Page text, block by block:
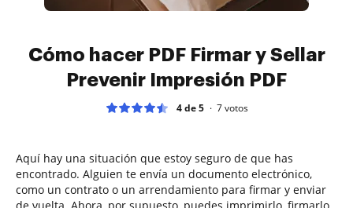
Cómo hacer PDF Firmar y Sellar
Prevenir Impresión PDF
4 de 5 7votos
Aquí hay una situación que estoy seguro de que has
encontrado. Alguien te envía un documento electrónico,
como un contrato o un arrendamiento para firmar y enviar
de vuelta. Ahora, por supuesto, puedes imprimirlo, firmarlo,